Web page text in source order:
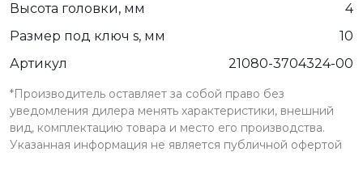
Высота головки, мм
4
Размер под ключ s, мм
10
Артикул
21080-3704324-00
*Производитель оставляет за собой право без
уведомления дилера менять характеристики, внешний
вид, комплектацию товара и место его производства.
Указанная информация не является публичной офертой